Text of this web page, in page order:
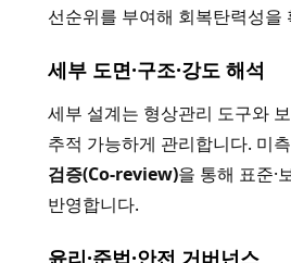
선순위를 부여해 회복탄력성을
세부 도면·구조·강도 해석
세부 설계는 형상관리 도구와
추적 가능하게 관리합니다. 미
검증(Co-review)을 통해 표준·
반영합니다.
윤리·준법·안전 거버넌스